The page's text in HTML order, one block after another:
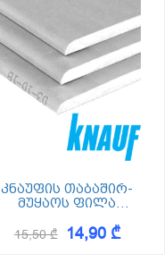
კნაუფის თაბაშირ-
მუყაოს ფილა
2500*1200*12.5
15,50 ₾ 14,90 ₾